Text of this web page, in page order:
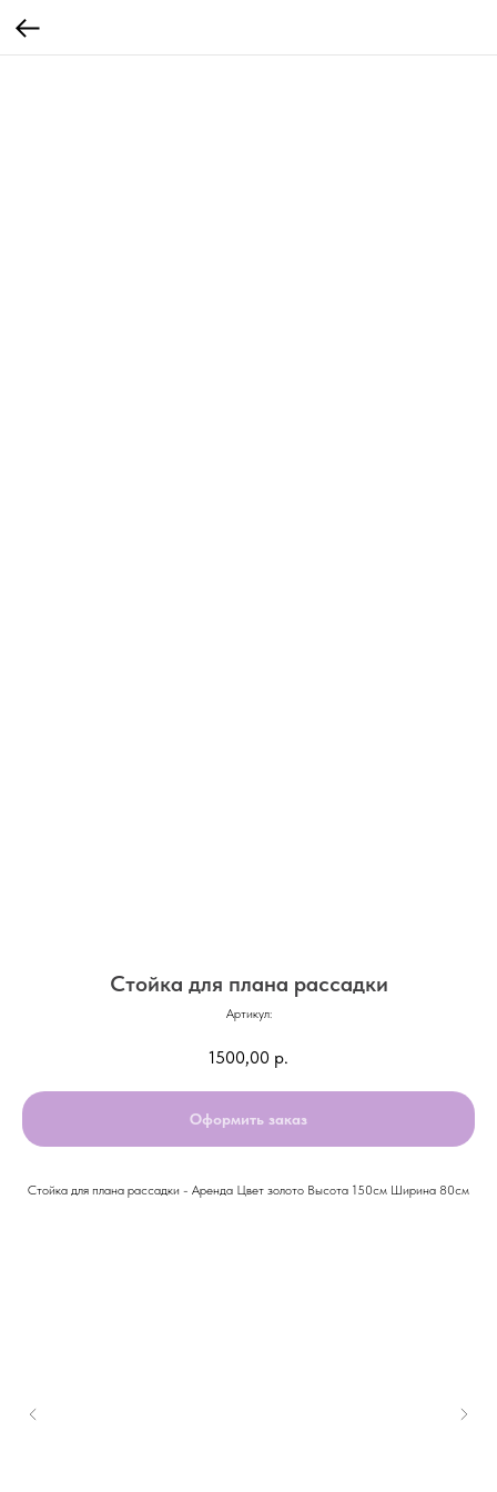
Стойка для плана рассадки
Артикул:
1500,00 р.
Оформить заказ
Стойка для плана рассадки - Аренда Цвет золото Высота 150см Ширина 80см